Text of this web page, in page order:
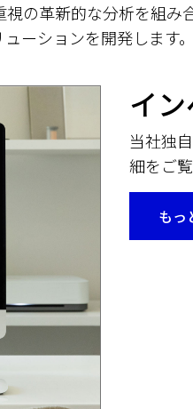
視の革新的な分析を組
ーションを開発します。
イ
当社独
細をご
もっ